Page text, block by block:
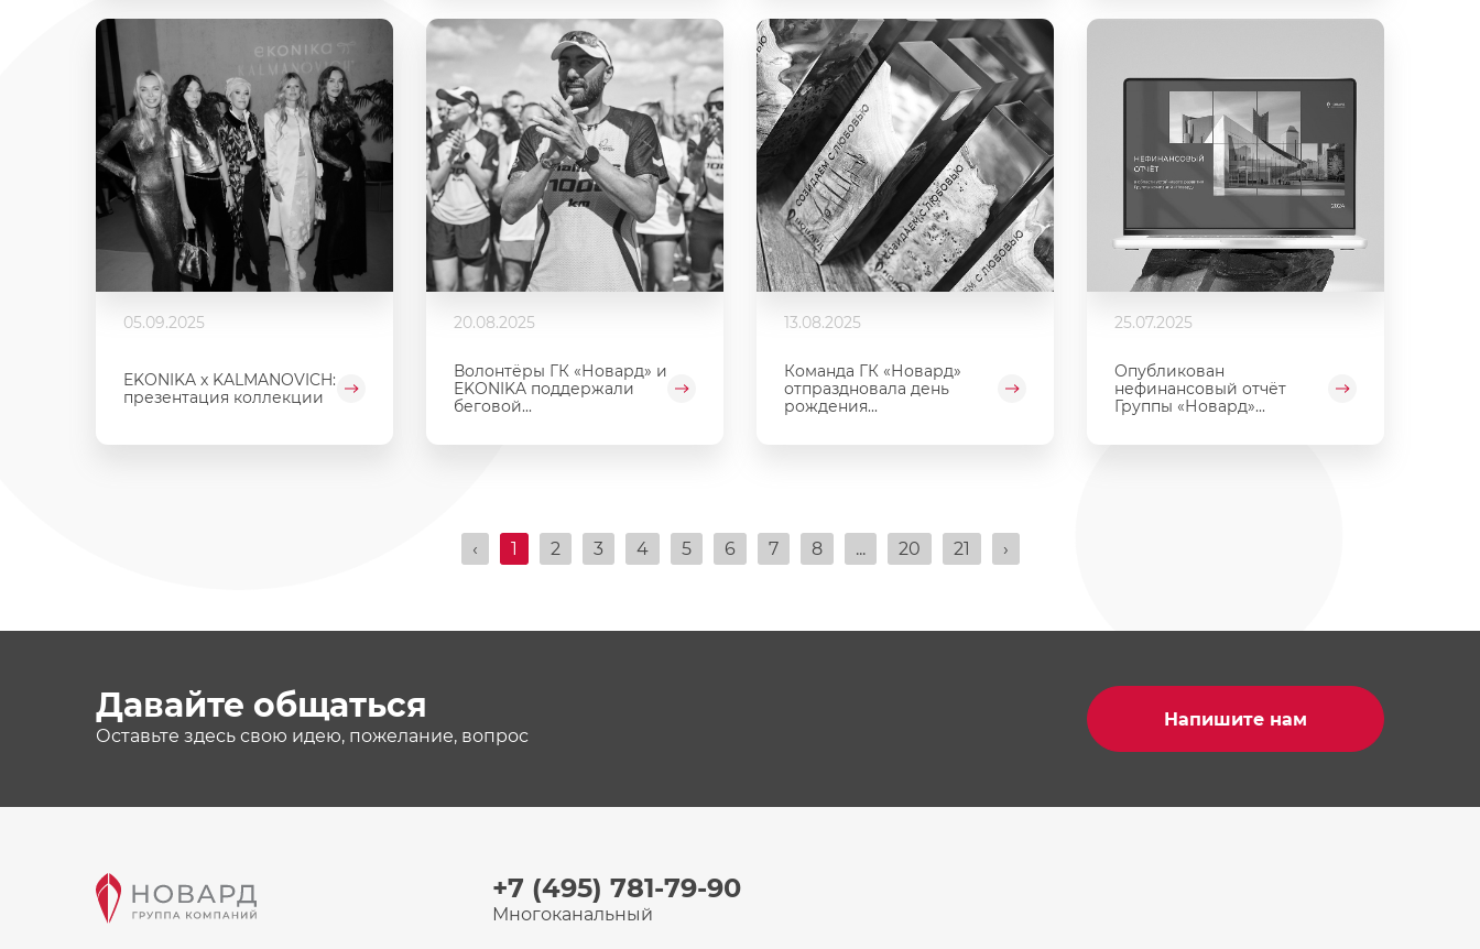
05.09.2025
EKONIKA x KALMANOVICH:
презентация коллекции
20.08.2025
Волонтёры ГК «Новард» и
EKONIKA поддержали
беговой...
13.08.2025
Команда ГК «Новард»
отпраздновала день
рождения...
25.07.2025
Опубликован
нефинансовый отчёт
Группы «Новард»...
‹ 1 2 3 4 5 6 7 8 ... 20 21 ›
Давайте общаться
Оставьте здесь свою идею, пожелание, вопрос
Напишите нам
+7 (495) 781-79-90
Многоканальный